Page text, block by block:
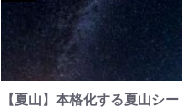
【夏山】本格化する夏山シー